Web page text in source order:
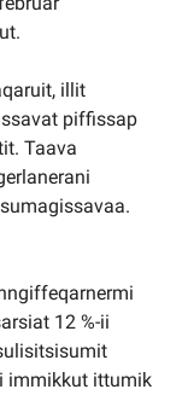
illit
piffissap
Taava
12 %-ii
immikkut ittumik